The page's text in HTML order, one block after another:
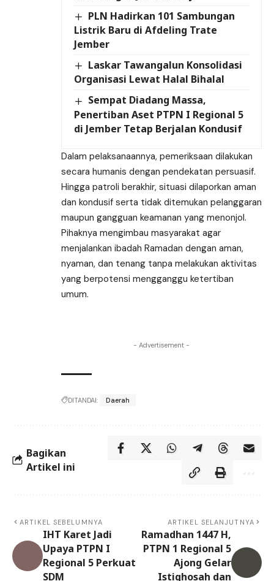
PLN Hadirkan 101 Sambungan
Listrik Baru di Afdeling Trate
Jember
Laskar Tawangalun Konsolidasi
Organisasi Lewat Halal Bihalal
Sempat Diadang Massa,
Penertiban Aset PTPN I Regional 5
di Jember Tetap Berjalan Kondusif
Dalam pelaksanaannya, pemeriksaan dilakukan
secara humanis dengan pendekatan persuasif.
Hingga patroli berakhir, situasi dilaporkan aman
dan kondusif serta tidak ditemukan pelanggaran
maupun gangguan keamanan yang menonjol.
Pihaknya mengimbau masyarakat agar
menjalankan ibadah Ramadan dengan aman,
nyaman, dan tenang tanpa melakukan aktivitas
yang berpotensi mengganggu ketertiban
umum.
- Advertisement -
DITANDAI: Daerah
Bagikan
Artikel ini
ARTIKEL SEBELUMNYA
IHT Karet Jadi
Upaya PTPN I
Regional 5 Perkuat
SDM
ARTIKEL SELANJUTNYA
Ramadhan 1447 H,
PTPN 1 Regional 5
Ajong Gelar
Istighosah dan